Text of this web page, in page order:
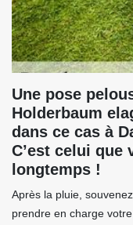
Une pose
Holderbaum
dans ce cas à
C’est celui que
longtemps !
Après la pluie,
prendre en charge